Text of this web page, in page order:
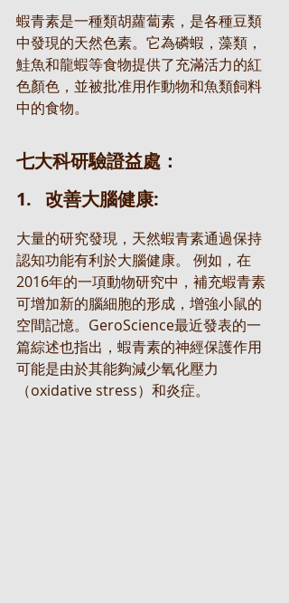
蝦青素是一種類胡蘿蔔素，是各種豆類
中發現的天然色素。它為磷蝦，藻類，
鮭魚和龍蝦等食物提供了充滿活力的紅
色顏色，並被批准用作動物和魚類飼料
中的食物。
七大科研驗證益處：
1.   改善大腦健康:
大量的研究發現，天然蝦青素通過保持
認知功能有利於大腦健康。 例如，在
2016年的一項動物研究中，補充蝦青素
可增加新的腦細胞的形成，增強小鼠的
空間記憶。GeroScience最近發表的一
篇綜述也指出，蝦青素的神經保護作用
可能是由於其能夠減少氧化壓力
（oxidative stress）和炎症。